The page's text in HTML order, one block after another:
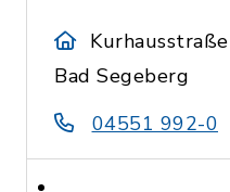
Bad Segeberg
04551 992-0